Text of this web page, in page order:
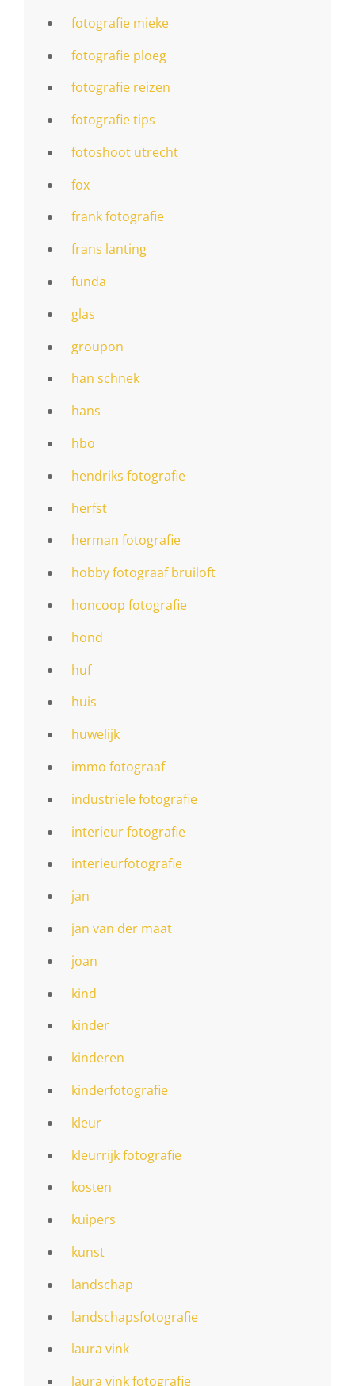
fotografie mieke
fotografie ploeg
fotografie reizen
fotografie tips
fotoshoot utrecht
fox
frank fotografie
frans lanting
funda
glas
groupon
han schnek
hans
hbo
hendriks fotografie
herfst
herman fotografie
hobby fotograaf bruiloft
honcoop fotografie
hond
huf
huis
huwelijk
immo fotograaf
industriele fotografie
interieur fotografie
interieurfotografie
jan
jan van der maat
joan
kind
kinder
kinderen
kinderfotografie
kleur
kleurrijk fotografie
kosten
kuipers
kunst
landschap
landschapsfotografie
laura vink
laura vink fotografie